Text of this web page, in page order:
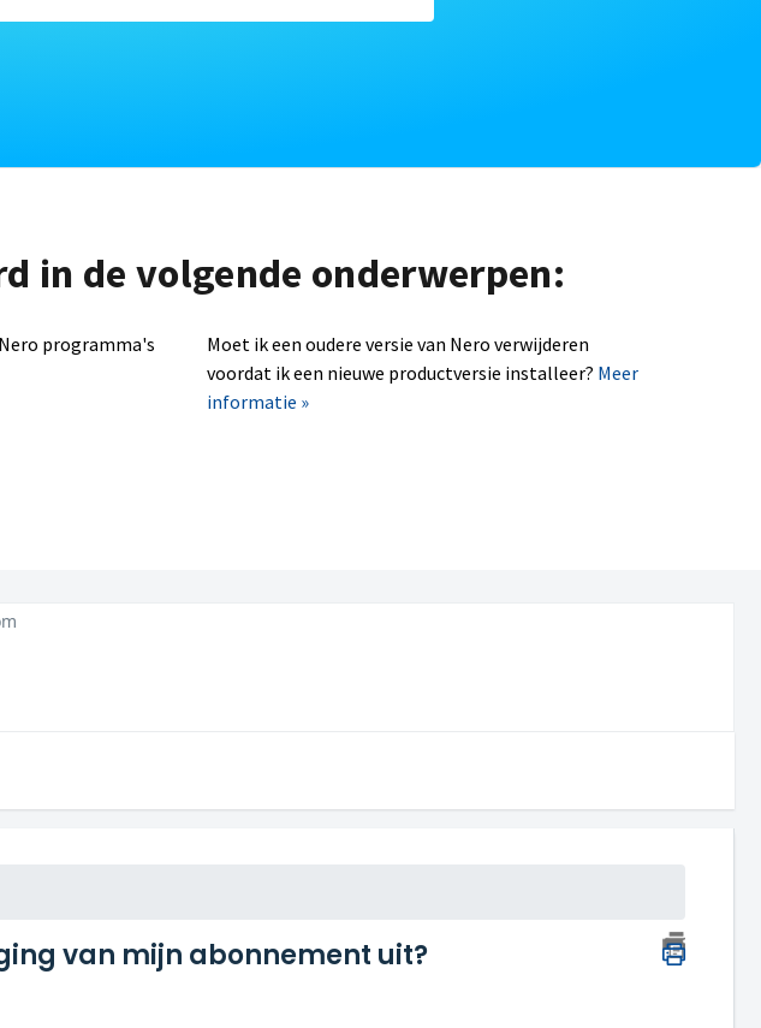
in de volgende onderwerpen:
programma's
Moet ik een oudere versie van Nero verwijderen
voordat ik een nieuwe productversie installeer? Meer
informatie »
van mijn abonnement uit?